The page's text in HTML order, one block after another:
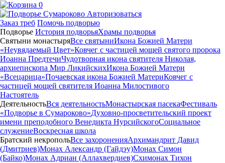
0
Авторизоваться
Заказ треб Помочь подворью
Подворье История подворьяХрамы подворья
Святыни монастыряВсе святыниИкона Божией Матери
«Неувядаемый Цвет»Ковчег с частицей мощей святого пророка
Иоанна ПредтечиЧудотворная икона святителя Николая,
архиепископа Мир ЛикийскихИкона Божией Матери
«Всецарица»Почаевская икона Божией МатериКовчег с
частицей мощей святителя Иоанна Милостивого
Настоятель
ДеятельностьВся деятельностьМонастырская пасекаФестиваль
«Подворье в Сумароково»Духовно-просветительский проект
имени преподобного Венедикта НурсийскогоСоциальное
служениеВоскресная школа
Братский некропольВсе захороненияАрхимандрит Давид
(Дмитриев)Монах Александр (Гайдэу)Монах Симон
(Байко)Монах Адриан (Аллахвердиев)Схимонах Тихон